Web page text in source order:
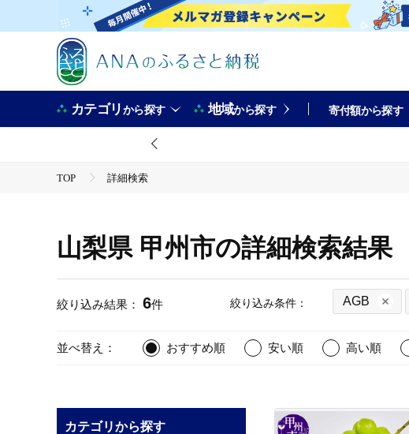
カテゴリから探す 地域から探す 寄付額から探す
TOP 詳細検索
山梨県 甲州市の詳細検索結果
絞り込み結果： 6件 絞り込み条件： AGB
並べ替え： おすすめ順 安い順 高い順
カテゴリから探す